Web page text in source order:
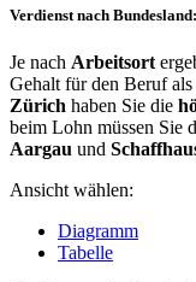
Verdienst nach
Je nach Arbeitsort
Gehalt für den Beruf
Zürich haben Sie die
beim Lohn müssen Sie
Aargau und
Ansicht wählen:
Diagramm
Tabelle